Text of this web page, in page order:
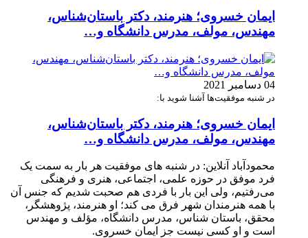
ایمان خسروی؛ هنرمند، دکتر باستان‌شناس،
مهندس، مولف، مدرس دانشگاه و…
04 دسامبر 2021
در شنبه موفقیت‌ها آشنا شوید با:
ایمان خسروی؛ هنرمند، دکتر باستان‌شناس،
مهندس، مولف، مدرس دانشگاه و…
محمودآباد آنلاین: در شنبه های موفقیت هر بار به سمت یک
فرد موفق در حوزه علمی، اجتماعی، هنری و فرهنگی
می‌رفتیم، ولی این بار با فردی هم صحبت شدیم که جنس آن
با همه هنرمندان شهر فرق می کند؛ او هنرمند، پژوهشگر،
محقق، باستان شناس، مدرس دانشگاه، مؤلف و مهندس
است و او کسی نیست جز ایمان خسروی.